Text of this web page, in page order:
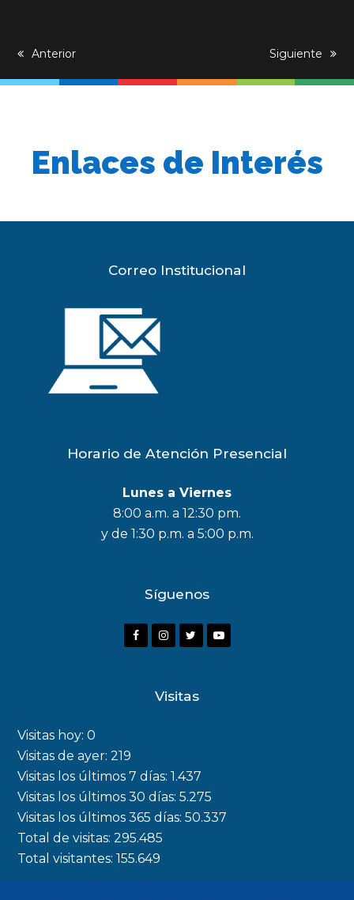
previous
Anterior
next
Siguiente
Enlaces de Interés
Correo Institucional
Horario de Atención Presencial
Lunes a Viernes
8:00 a.m. a 12:30 pm.
y de 1:30 p.m. a 5:00 p.m.
Síguenos
F
o
k
I
a
m
r
Y
Visitas
Visitas hoy:0
Visitas de ayer:219
Visitas los últimos 7 días:1.437
Visitas los últimos 30 días:5.275
Visitas los últimos 365 días:50.337
Total de visitas:295.485
Total visitantes:155.649